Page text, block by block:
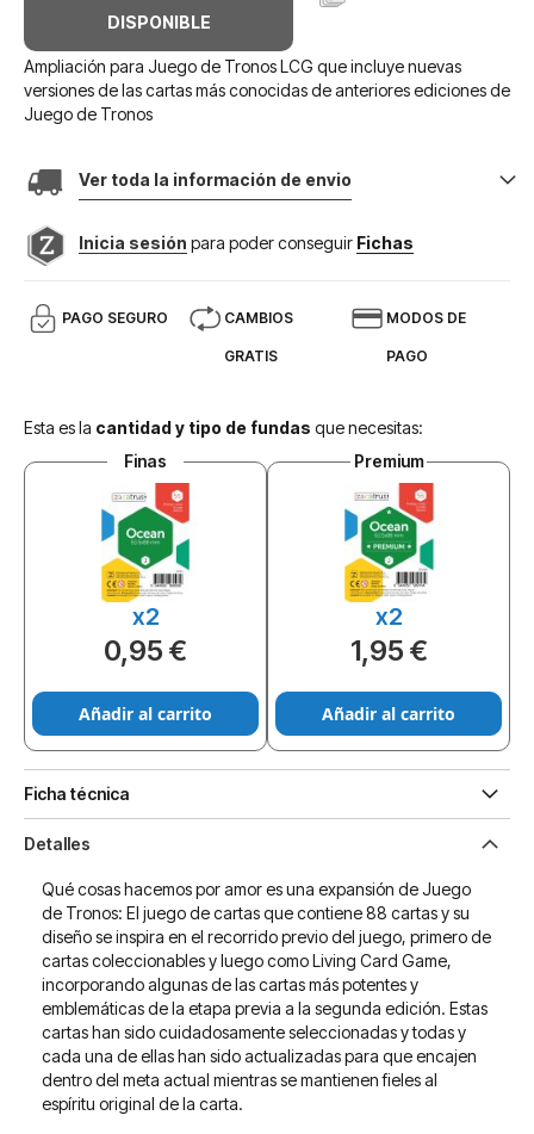
DISPONIBLE
Ampliación para Juego de Tronos LCG que incluye nuevas
versiones de las cartas más conocidas de anteriores ediciones de
Juego de Tronos
Ver toda la información de envio
Inicia sesión para poder conseguir Fichas
PAGO SEGURO CAMBIOS
GRATIS
MODOS DE
PAGO
Esta es la cantidad y tipo de fundas que necesitas:
Finas
x2
0,95 €
Añadir al carrito
Premium
x2
1,95 €
Añadir al carrito
Ficha técnica
Detalles
Qué cosas hacemos por amor es una expansión de Juego
de Tronos: El juego de cartas que contiene 88 cartas y su
diseño se inspira en el recorrido previo del juego, primero de
cartas coleccionables y luego como Living Card Game,
incorporando algunas de las cartas más potentes y
emblemáticas de la etapa previa a la segunda edición. Estas
cartas han sido cuidadosamente seleccionadas y todas y
cada una de ellas han sido actualizadas para que encajen
dentro del meta actual mientras se mantienen fieles al
espíritu original de la carta.